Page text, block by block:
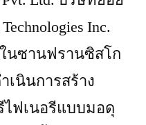
Inc.
นซานฟรานซิสโก
เนินการสร้าง
ไฟเนอรีแบบมอดุ